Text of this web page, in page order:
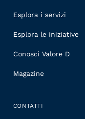
Esplora i servizi
Esplora le iniziative
Conosci Valore D
Magazine
CONTATTI